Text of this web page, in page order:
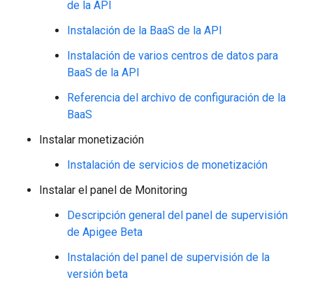
de la API
Instalación de la BaaS de la API
Instalación de varios centros de datos para
BaaS de la API
Referencia del archivo de configuración de la
BaaS
Instalar monetización
Instalación de servicios de monetización
Instalar el panel de Monitoring
Descripción general del panel de supervisión
de Apigee Beta
Instalación del panel de supervisión de la
versión beta